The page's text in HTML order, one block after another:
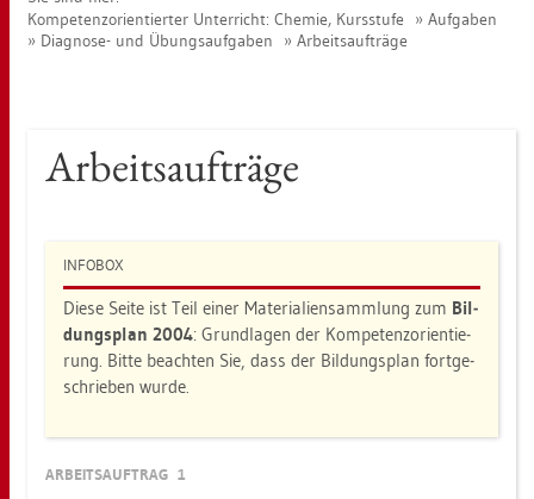
Kom­pe­tenz­ori­en­tier­ter Un­ter­richt: Che­mie, Kurs­stu­fe
Auf­ga­ben
Dia­gno­se- und Übungs­auf­ga­ben
Ar­beits­auf­trä­ge
Ar­beits­auf­trä­ge
IN­FO­BOX
Diese Seite ist Teil einer Ma­te­ria­li­en­samm­lung zum Bil­
dungs­plan 2004: Grund­la­gen der Kom­pe­tenz­ori­en­tie­
rung. Bitte be­ach­ten Sie, dass der Bil­dungs­plan fort­ge­
schrie­ben wurde.
AR­BEITS­AUF­TRAG 1